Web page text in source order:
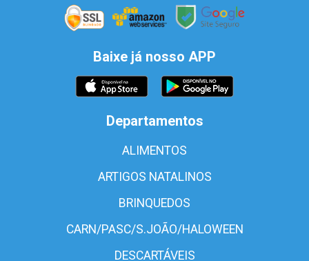
Baixe já nosso APP
Departamentos
ALIMENTOS
ARTIGOS NATALINOS
BRINQUEDOS
CARN/PASC/S.JOÃO/HALOWEEN
DESCARTÁVEIS